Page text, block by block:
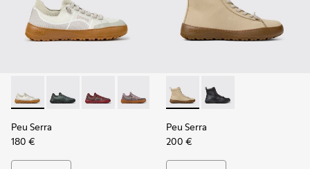
Peu Serra - K201719-018 - Baskets beiges en matières
Peu Serra - K201719-019
Peu Serra - K201719-017
Peu Serra - K201719-009
Peu Serra - K201719-007
Peu Serra - K201719-006
Peu Serra -
Peu Serra
180 €
Peu Serra - K400870-002 -
Peu Serra -
Peu Serra
200 €